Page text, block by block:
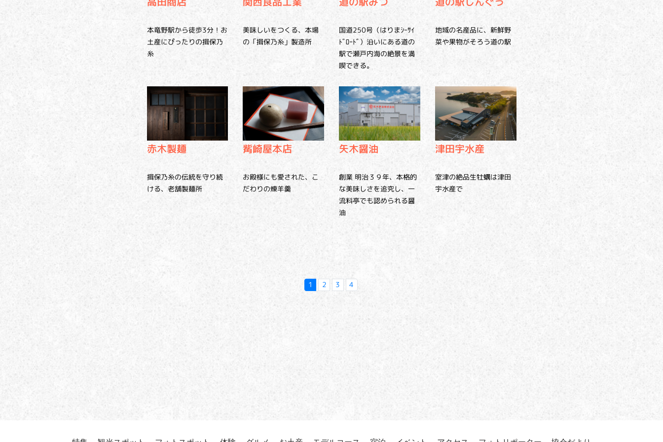
本竜野駅から徒歩3分！お
土産にぴったりの揖保乃
糸
美味しいをつくる、本場
の「揖保乃糸」製造所
国道250号（はりまｼｰｻｲ
ﾄﾞﾛｰﾄﾞ）沿いにある道の
駅で瀬戸内海の絶景を満
喫できる。
地域の名産品に、新鮮野
菜や果物がそろう道の駅
赤木製麺
揖保乃糸の伝統を守り続
ける、老舗製麺所
觜崎屋本店
お殿様にも愛された、こ
だわりの煉羊羹
矢木醤油
創業 明治３９年、本格的
な美味しさを追究し、一
流料亭でも認められる醤
油
津田宇水産
室津の絶品生牡蠣は津田
宇水産で
1 2 3 4